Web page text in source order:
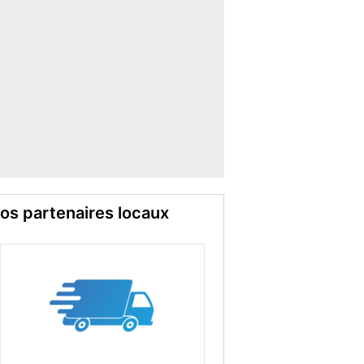
partenaires locaux